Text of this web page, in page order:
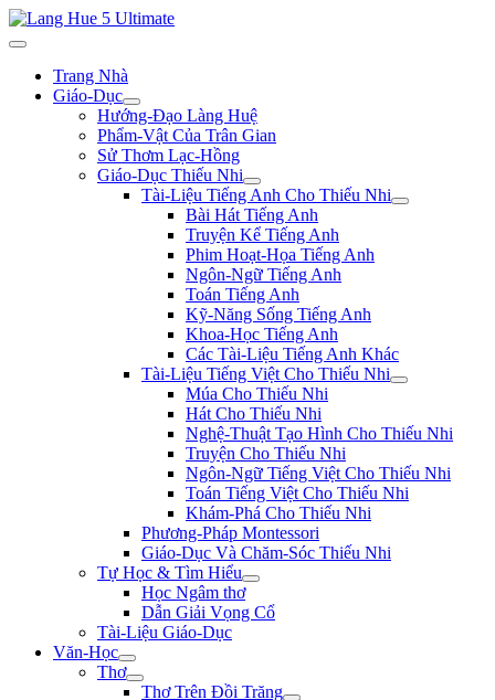
Trang Nhà
Giáo-Dục
Hướng-Đạo Làng Huệ
Phẩm-Vật Của Trân Gian
Sử Thơm Lạc-Hồng
Giáo-Dục Thiếu Nhi
Tài-Liệu Tiếng Anh Cho Thiếu Nhi
Bài Hát Tiếng Anh
Truyện Kể Tiếng Anh
Phim Hoạt-Họa Tiếng Anh
Ngôn-Ngữ Tiếng Anh
Toán Tiếng Anh
Kỹ-Năng Sống Tiếng Anh
Khoa-Học Tiếng Anh
Các Tài-Liệu Tiếng Anh Khác
Tài-Liệu Tiếng Việt Cho Thiếu Nhi
Múa Cho Thiếu Nhi
Hát Cho Thiếu Nhi
Nghệ-Thuật Tạo Hình Cho Thiếu Nhi
Truyện Cho Thiếu Nhi
Ngôn-Ngữ Tiếng Việt Cho Thiếu Nhi
Toán Tiếng Việt Cho Thiếu Nhi
Khám-Phá Cho Thiếu Nhi
Phương-Pháp Montessori
Giáo-Dục Và Chăm-Sóc Thiếu Nhi
Tự Học & Tìm Hiểu
Học Ngâm thơ
Dẫn Giải Vọng Cổ
Tài-Liệu Giáo-Dục
Văn-Học
Thơ
Thơ Trên Đồi Trăng